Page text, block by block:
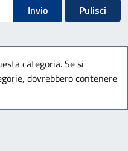
Invio Pulisci
categoria. Se si
dovrebbero contenere